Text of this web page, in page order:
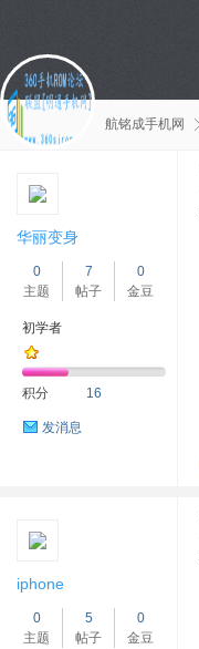
航铭成手机网
华丽变身
0
主题
7
帖子
0
金豆
初学者
积分 16
发消息
iphone
0
主题
5
帖子
0
金豆